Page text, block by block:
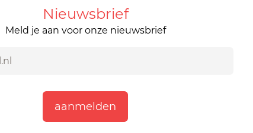
Nieuwsbrief
Meld je aan voor onze nieuwsbrief